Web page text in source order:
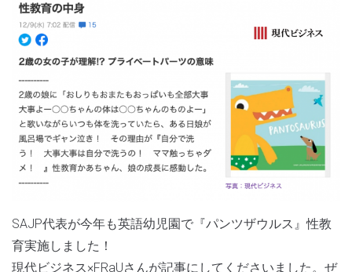
SAJP代表が今年も英語幼児園で『パンツザウルス』性教
育実施しました！
現代ビジネス×FRaUさんが記事にしてくださいました。ぜ